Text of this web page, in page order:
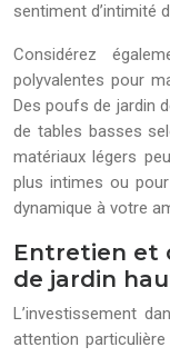
sentiment d’intimité
Considérez
polyvalentes pour
Des poufs de jardin
de tables basses
matériaux légers
plus intimes ou
dynamique à votre
Entretien et
de jardin
L’investissement
attention